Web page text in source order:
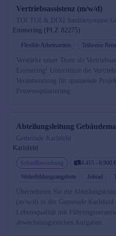
Vertriebsassistenz (m/w/d)
TOI TOI & DIXI Sanitärsysteme
Emmering (PLZ 82275)
Flexible Arbeitszeiten Teilweise
Verstärke unser Team als
Emmering! Unterstütze die
Verantwortung für spannende
Prozessoptimierung.
Abteilungsleitung
Gemeinde Karlsfeld
Karlsfeld
Schnellbewerbung
4.415 - 6.900
Weiterbildungsangebote
Jobrad
Übernehmen Sie die
(m/w/d) in der Gemeinde Karlsfeld
Lebensqualität mit
abwechslungsreichen Aufgaben.